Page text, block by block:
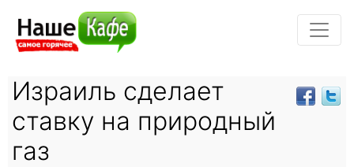
Израиль сделает
ставку на природный
газ